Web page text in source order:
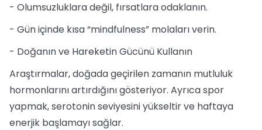
- Olumsuzluklara değil, fırsatlara odaklanın.
- Gün içinde kısa “mindfulness” molaları verin.
- Doğanın ve Hareketin Gücünü Kullanın
Araştırmalar, doğada geçirilen zamanın mutluluk
hormonlarını artırdığını gösteriyor. Ayrıca spor
yapmak, serotonin seviyesini yükseltir ve haftaya
enerjik başlamayı sağlar.